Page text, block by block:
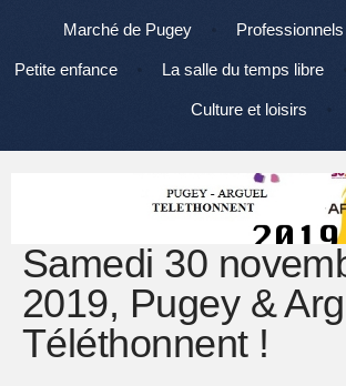
Marché de Pugey
Petite enfance La salle du temps libre
Culture et loisirs
Samedi 30
2019, Pugey &
Téléthonnent !